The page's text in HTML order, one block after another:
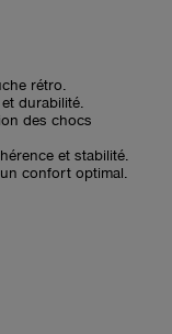
rétro.
durabilité.
des chocs
et stabilité.
confort optimal.